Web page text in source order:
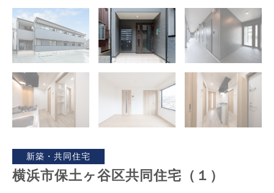
新築・共同住宅
横浜市保土ヶ谷区共同住宅（１）